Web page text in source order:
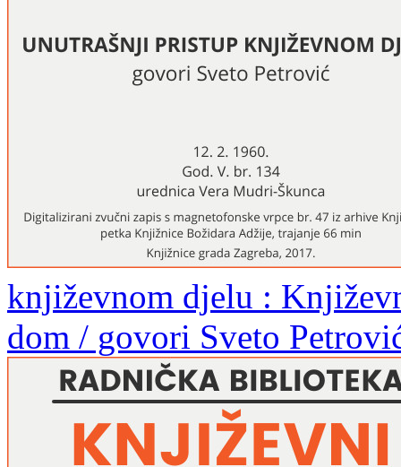
književnom djelu :
dom / govori Sveto